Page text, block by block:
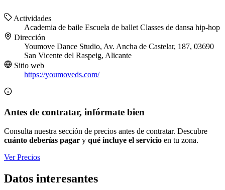
Actividades
Academia de baile Escuela de ballet Classes de dansa hip-hop
Dirección
Youmove Dance Studio, Av. Ancha de Castelar, 187, 03690
San Vicente del Raspeig, Alicante
Sitio web
https://youmoveds.com/
Antes de contratar, infórmate bien
Consulta nuestra sección de precios antes de contratar. Descubre
cuánto deberías pagar y qué incluye el servicio en tu zona.
Ver Precios
Datos interesantes